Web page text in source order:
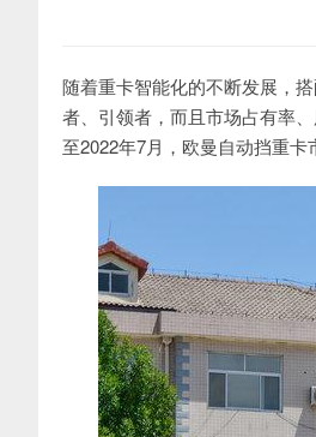
随着重卡智能化的不断发展，
者、引领者，而且市场占有率
至2022年7月，欧曼自动挡重卡